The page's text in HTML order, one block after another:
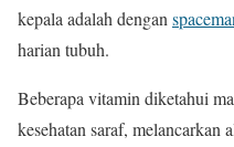
kepala adalah dengan
harian tubuh.
Beberapa vitamin diketahui
kesehatan saraf, melancarkan